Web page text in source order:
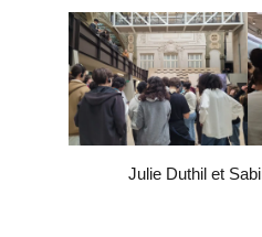
Julie Duthil et